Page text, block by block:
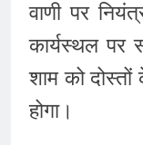
वाणी पर
कार्यस्थल पर
शाम को
होगा।